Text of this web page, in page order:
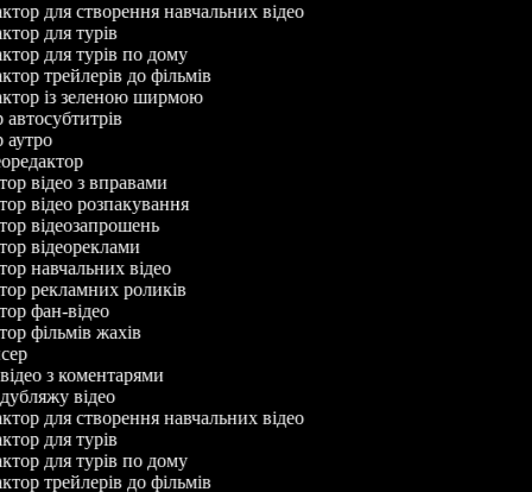
для створення навчальних відео
для турів
для турів по дому
трейлерів до фільмів
із зеленою ширмою
автосубтитрів
аутро
відео з вправами
відео розпакування
відеозапрошень
відеореклами
навчальних відео
рекламних роликів
фан-відео
фільмів жахів
відео з коментарями
дубляжу відео
для створення навчальних відео
для турів
для турів по дому
трейлерів до фільмів